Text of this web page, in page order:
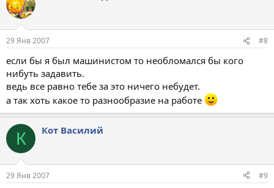
29 Янв 2007 #8
если бы я был машинистом то необломался бы кого
нибуть задавить.
ведь все равно тебе за это ничего небудет.
а так хоть какое то разнообразие на работе
К Кот Василий
29 Янв 2007 #9